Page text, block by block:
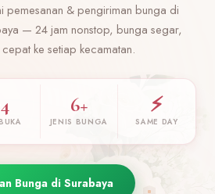
pemesanan & pengiriman bunga di
— 24 jam nonstop, bunga segar,
ke setiap kecamatan.
6+
JENIS BUNGA
⚡
SAME DAY
Bunga di Surabaya